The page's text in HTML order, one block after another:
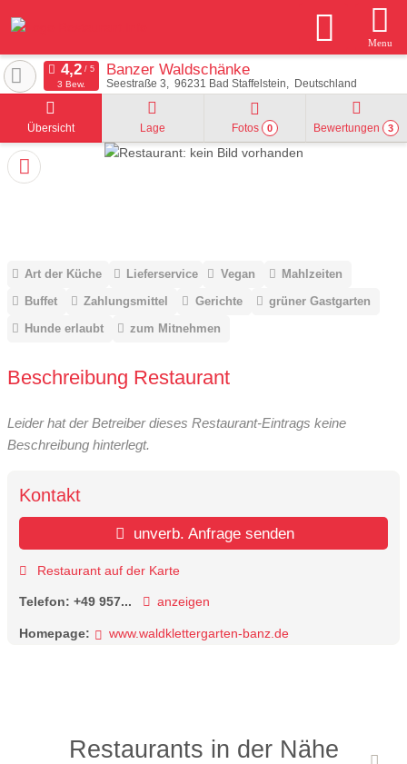
Menu
Banzer Waldschänke
Seestraße 3 96231 Bad Staffelstein Deutschland
3 Bew.
Übersicht Lage Fotos 0 Bewertungen 3
Art der Küche Lieferservice Vegan
Mahlzeiten
Buffet
Zahlungsmittel Gerichte
grüner Gastgarten
Hunde erlaubt
zum Mitnehmen
Beschreibung Restaurant
Leider hat der Betreiber dieses Restaurant-Eintrags keine
Beschreibung hinterlegt.
Kontakt
unverb. Anfrage senden
Restaurant auf der Karte
Telefon: +49 957... anzeigen
Homepage: www.waldklettergarten-banz.de
Restaurants in der Nähe